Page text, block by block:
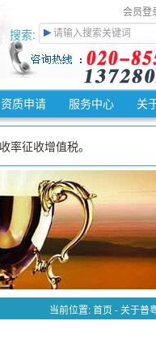
会员登
搜索:
资质申请 服务中心 关
征收增值税。
值税。
值税税额。
当前位置:首页-关于普